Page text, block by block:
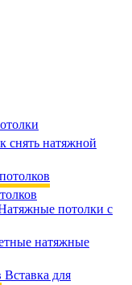
снять натяжной
потолки с
натяжные
Вставка для